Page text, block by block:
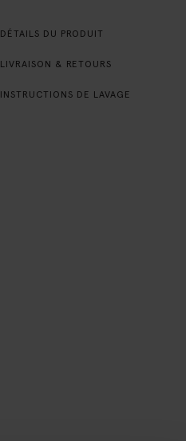
DÉTAILS DU PRODUIT
LIVRAISON & RETOURS
INSTRUCTIONS DE LAVAGE